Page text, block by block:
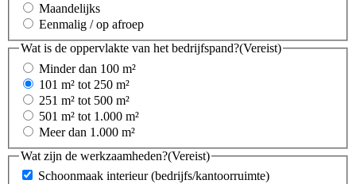
Maandelijks
Eenmalig / op afroep
Wat is de oppervlakte van het bedrijfspand?(Vereist)
Minder dan 100 m²
101 m² tot 250 m²
251 m² tot 500 m²
501 m² tot 1.000 m²
Meer dan 1.000 m²
Wat zijn de werkzaamheden?(Vereist)
Schoonmaak interieur (bedrijfs/kantoorruimte)